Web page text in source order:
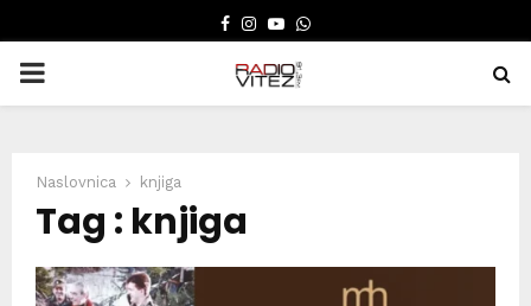
FACEBOOK
INSTAGRAM
YOUTUBE
WHATSAPP
PRIMARY
Naslovnica knjiga
Tag : knjiga